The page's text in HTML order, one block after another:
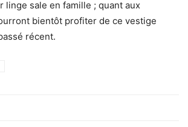
linge sale en famille ; quant aux
bientôt profiter de ce vestige
récent.